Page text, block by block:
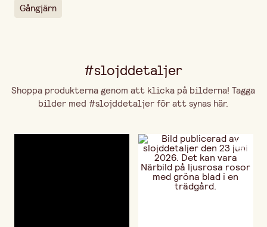
Gångjärn
#slojddetaljer
Shoppa produkterna genom att klicka på bilderna! Tagga
bilder med #slojddetaljer för att synas här.